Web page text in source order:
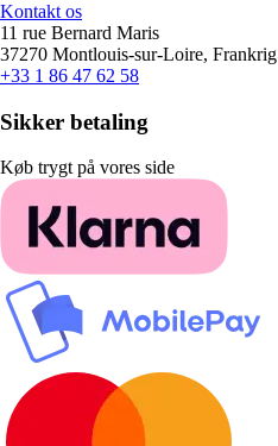
Kontakt os
11 rue Bernard Maris
37270 Montlouis-sur-Loire, Frankrig
+33 1 86 47 62 58
Sikker betaling
Køb trygt på vores side